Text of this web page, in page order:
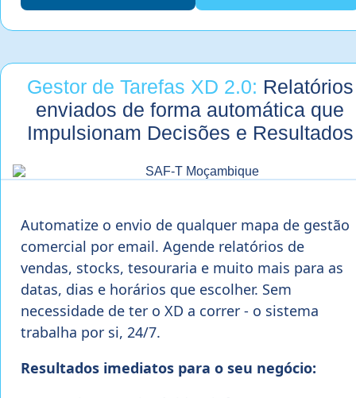
Gestor de Tarefas XD 2.0: Relatórios
enviados de forma automática que
Impulsionam Decisões e Resultados
Automatize o envio de qualquer mapa de gestão
comercial por email. Agende relatórios de
vendas, stocks, tesouraria e muito mais para as
datas, dias e horários que escolher. Sem
necessidade de ter o XD a correr - o sistema
trabalha por si, 24/7.
Resultados imediatos para o seu negócio: